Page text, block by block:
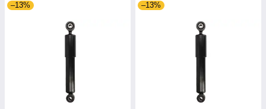
–13% –13%